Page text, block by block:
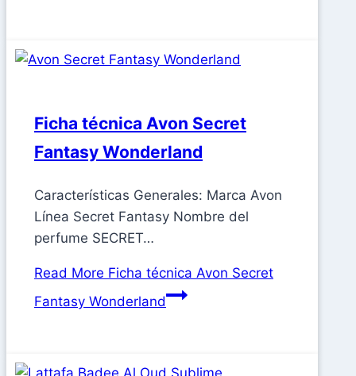
Ficha técnica Avon Secret
Fantasy Wonderland
Características Generales: Marca Avon
Línea Secret Fantasy Nombre del
perfume SECRET…
Read More Ficha técnica Avon Secret
Fantasy Wonderland